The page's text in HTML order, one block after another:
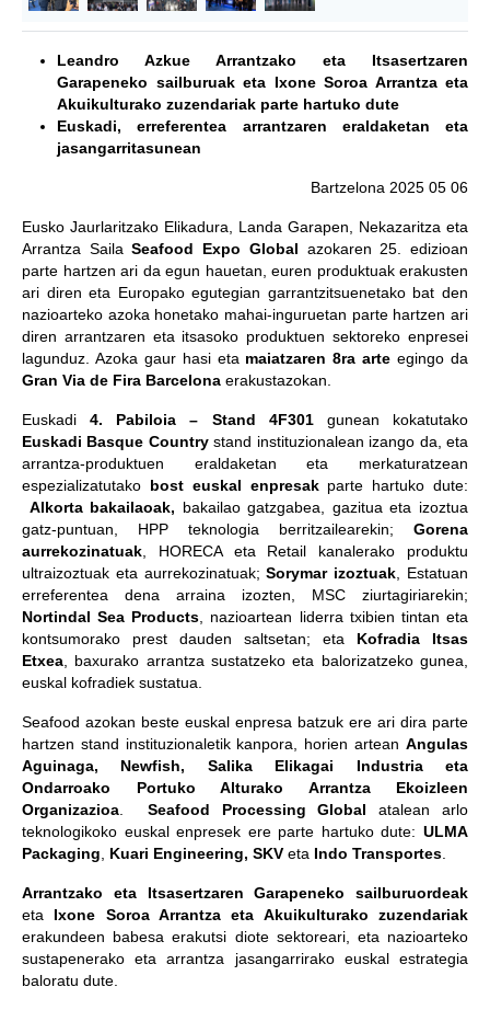
Leandro Azkue Arrantzako eta Itsasertzaren
Garapeneko sailburuak eta Ixone Soroa Arrantza eta
Akuikulturako zuzendariak parte hartuko dute
Euskadi, erreferentea arrantzaren eraldaketan eta
jasangarritasunean
Bartzelona 2025 05 06
Eusko Jaurlaritzako Elikadura, Landa Garapen, Nekazaritza eta
Arrantza SailaSeafood Expo Global azokaren 25. edizioan
parte hartzen ari da egun hauetan, euren produktuak erakusten
ari diren eta Europako egutegian garrantzitsuenetako bat den
nazioarteko azoka honetako mahai-inguruetan parte hartzen ari
diren arrantzaren eta itsasoko produktuen sektoreko enpresei
lagunduz. Azoka gaur hasi eta maiatzaren 8ra arte egingo da
Gran Via de Fira Barcelona erakustazokan.
Euskadi4. Pabiloia – Stand 4F301gunean kokatutako
Euskadi Basque Countrystand instituzionalean izango da, eta
arrantza-produktuen eraldaketan eta merkaturatzean
espezializatutako bost euskal enpresakparte hartuko dute:
Alkorta bakailaoak, bakailao gatzgabea, gazitua eta izoztua
gatz-puntuan, HPP teknologia berritzailearekin; Gorena
aurrekozinatuak , HORECA eta Retail kanalerako produktu
ultraizoztuak eta aurrekozinatuak;Sorymar izoztuak , Estatuan
erreferentea dena arraina izozten, MSC ziurtagiriarekin;
Nortindal Sea Products , nazioartean liderra txibien tintan eta
kontsumorako prest dauden saltsetan; eta Kofradia Itsas
Etxea , baxurako arrantza sustatzeko eta balorizatzeko gunea,
euskal kofradiek sustatua.
Seafood azokan beste euskal enpresa batzuk ere ari dira parte
hartzen stand instituzionaletik kanpora, horien artean Angulas
Aguinaga, Newfish, Salika Elikagai Industria eta
Ondarroako Portuko Alturako Arrantza Ekoizleen
Organizazioa
Seafood Processing Global atalean arlo
teknologikoko euskal enpresek ere parte hartuko dute: ULMA
Packaging
Kuari Engineering, SKV eta Indo Transportes
Arrantzako eta Itsasertzaren Garapeneko sailburuordeak
eta Ixone Soroa Arrantza eta Akuikulturako zuzendariak
erakundeen babesa erakutsi diote sektoreari, eta nazioarteko
sustapenerako eta arrantza jasangarrirako euskal estrategia
baloratu dute.